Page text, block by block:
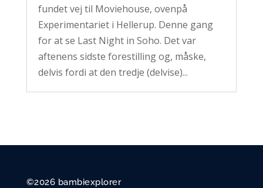
fundet vej til Moviehouse, ovenpå
Experimentariet i Hellerup. Denne gang
for at se Last Night in Soho. Det var
aftenens sidste forestilling og, måske,
delvis fordi at den tredje (delvise)...
©2026 bambiexplorer